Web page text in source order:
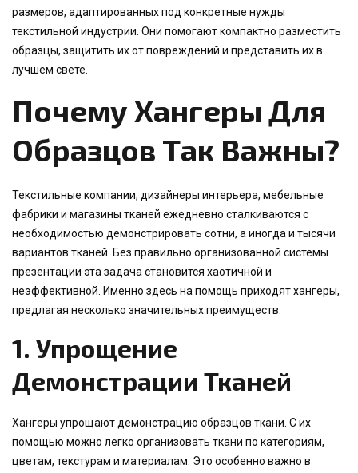
размеров, адаптированных под конкретные нужды
текстильной индустрии. Они помогают компактно разместить
образцы, защитить их от повреждений и представить их в
лучшем свете.
Почему Хангеры Для
Образцов Так Важны?
Текстильные компании, дизайнеры интерьера, мебельные
фабрики и магазины тканей ежедневно сталкиваются с
необходимостью демонстрировать сотни, а иногда и тысячи
вариантов тканей. Без правильно организованной системы
презентации эта задача становится хаотичной и
неэффективной. Именно здесь на помощь приходят хангеры,
предлагая несколько значительных преимуществ.
1. Упрощение
Демонстрации Тканей
Хангеры упрощают демонстрацию образцов ткани. С их
помощью можно легко организовать ткани по категориям,
цветам, текстурам и материалам. Это особенно важно в